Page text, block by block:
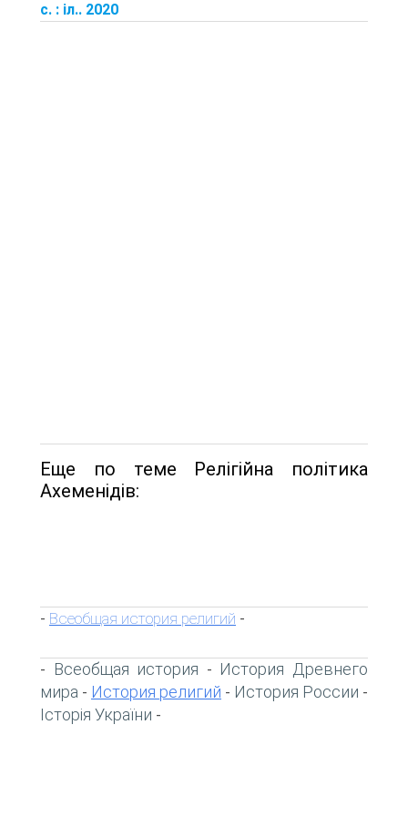
с. : іл.. 2020
Еще по теме Релігійна політика
Ахеменідів:
- Всеобщая история религий -
- Всеобщая история - История Древнего
мира - История религий - История России -
Історія України -